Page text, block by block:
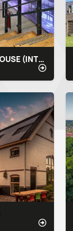
THE AWAREHOUSE (INTERFACE)